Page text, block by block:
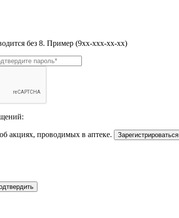
без 8. Пример (9хх-ххх-хх-хх)
об акциях, проводимых в аптеке. Зарегистрироваться